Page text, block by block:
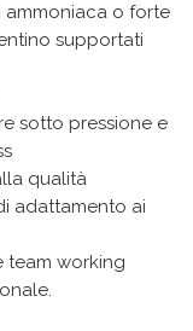
ammoniaca o forte
supportati
sotto pressione e
qualità
adattamento ai
team working